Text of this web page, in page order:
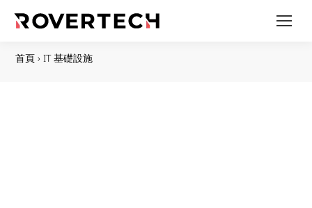
首頁 › IT 基礎設施